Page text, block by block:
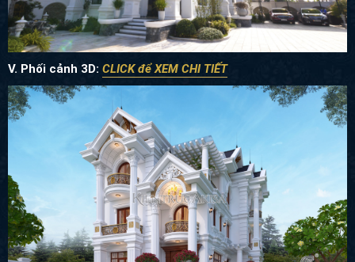
V. Phối cảnh 3D: CLICK để XEM CHI TIẾT